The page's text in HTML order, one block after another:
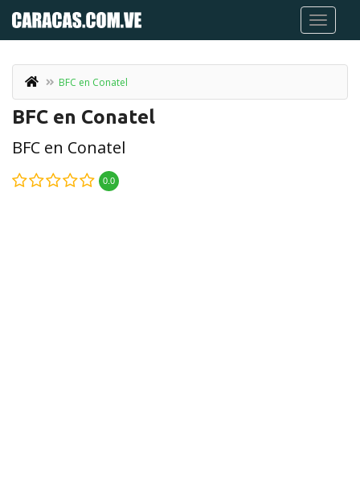
BFC en Conatel
BFC en Conatel
BFC en Conatel
0.0